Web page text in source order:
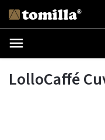
LolloCaffé